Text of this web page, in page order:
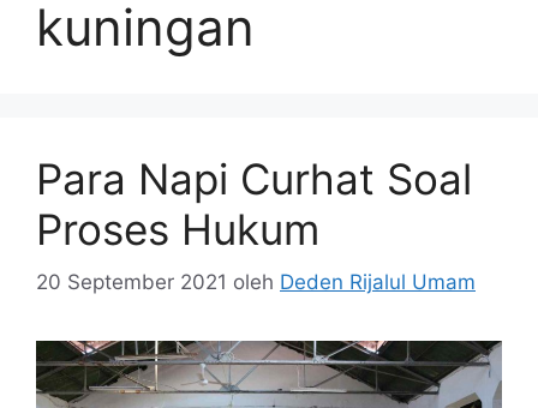
kuningan
Para Napi Curhat Soal
Proses Hukum
20 September 2021 oleh Deden Rijalul Umam